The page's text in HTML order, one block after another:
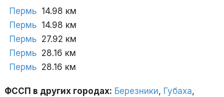
Пермь 14.98 км
Пермь 14.98 км
Пермь 27.92 км
Пермь 28.16 км
Пермь 28.16 км
ФССП в других городах: Березники, Губаха,